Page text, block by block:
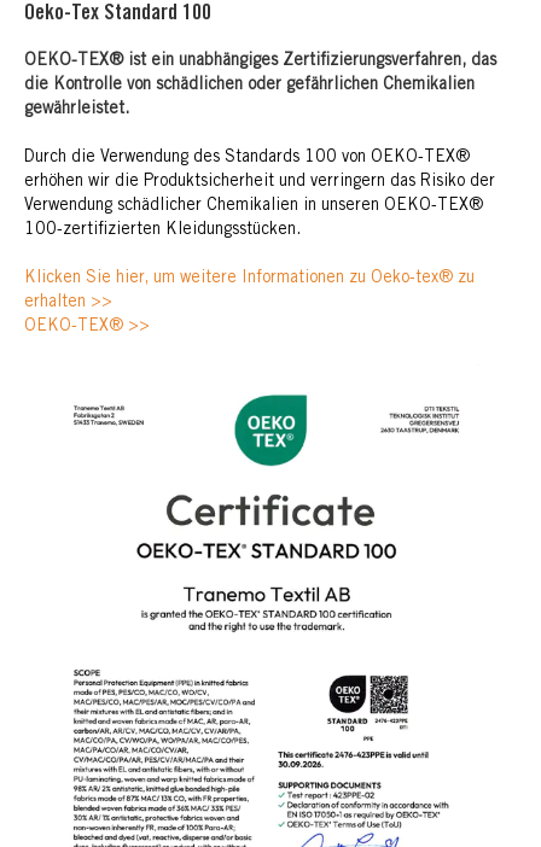
Oeko-Tex Standard 100
OEKO-TEX® ist ein unabhängiges Zertifizierungsverfahren, das
die Kontrolle von schädlichen oder gefährlichen Chemikalien
gewährleistet.
Durch die Verwendung des Standards 100 von OEKO-TEX®
erhöhen wir die Produktsicherheit und verringern das Risiko der
Verwendung schädlicher Chemikalien in unseren OEKO-TEX®
100-zertifizierten Kleidungsstücken.
Klicken Sie hier, um weitere Informationen zu Oeko-tex® zu
erhalten >>
OEKO-TEX® >>